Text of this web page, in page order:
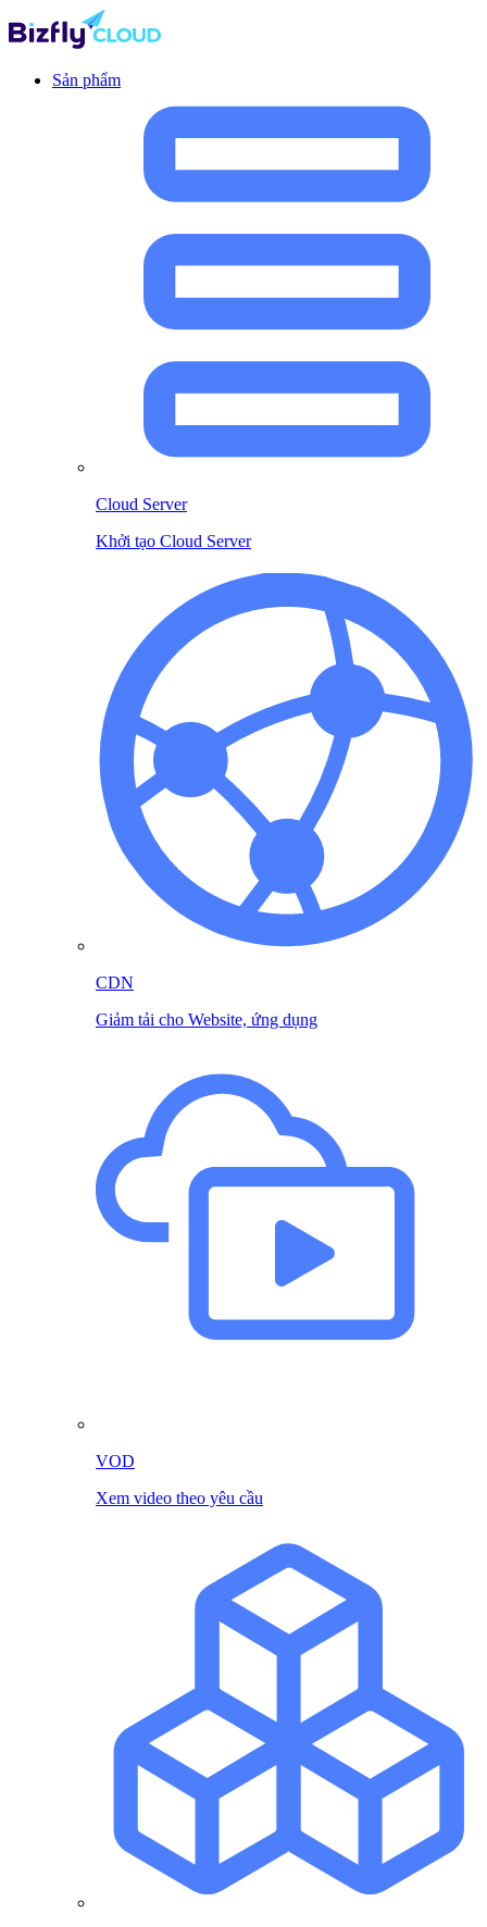
Sản phẩm
Cloud Server
Khởi tạo Cloud Server
CDN
Giảm tải cho Website, ứng dụng
VOD
Xem video theo yêu cầu